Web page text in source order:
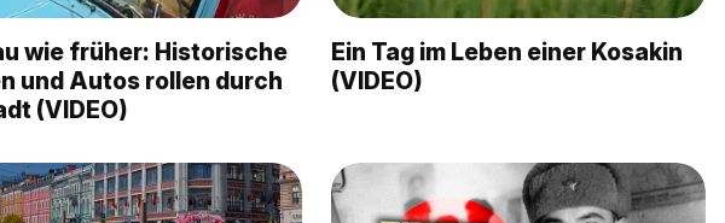
wie früher: Historische
und Autos rollen durch
(VIDEO)
Ein Tag im Leben einer Kosakin
(VIDEO)